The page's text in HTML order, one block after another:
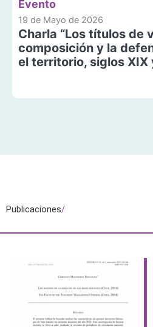
Evento
19 de Mayo de 2026
Charla “Los títulos de
composición y la
el territorio, siglos XIX
Publicaciones/